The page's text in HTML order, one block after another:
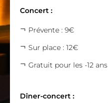
Concert :
Prévente : 9€
Sur place : 12€
Gratuit pour les -12 ans
Dîner-concert :